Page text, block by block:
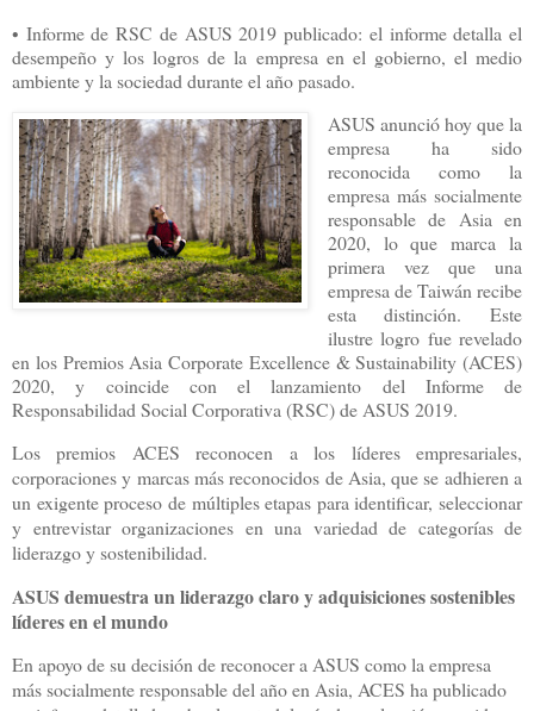
• Informe de RSC de ASUS 2019 publicado: el informe detalla el
desempeño y los logros de la empresa en el gobierno, el medio
ambiente y la sociedad durante el año pasado.
ASUS anunció hoy que la
empresa ha sido
reconocida como la
empresa más socialmente
responsable de Asia en
2020, lo que marca la
primera vez que una
empresa de Taiwán recibe
esta distinción. Este
ilustre logro fue revelado
en los Premios Asia Corporate Excellence & Sustainability (ACES)
2020, y coincide con el lanzamiento del Informe de
Responsabilidad Social Corporativa (RSC) de ASUS 2019.
Los premios ACES reconocen a los líderes empresariales,
corporaciones y marcas más reconocidos de Asia, que se adhieren a
un exigente proceso de múltiples etapas para identificar, seleccionar
y entrevistar organizaciones en una variedad de categorías de
liderazgo y sostenibilidad.
ASUS demuestra un liderazgo claro y adquisiciones sostenibles
líderes en el mundo
En apoyo de su decisión de reconocer a ASUS como la empresa
más socialmente responsable del año en Asia, ACES ha publicado